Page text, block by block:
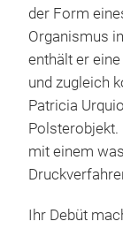
der Form
Organismus
enthält er
und zugleich
Patricia
Polsterobjekt.
mit einem
Ihr Debüt